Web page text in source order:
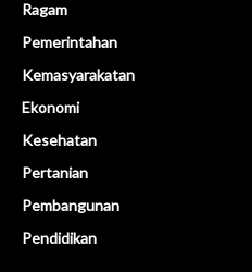
Ragam
Pemerintahan
Kemasyarakatan
Ekonomi
Kesehatan
Pertanian
Pembangunan
Pendidikan